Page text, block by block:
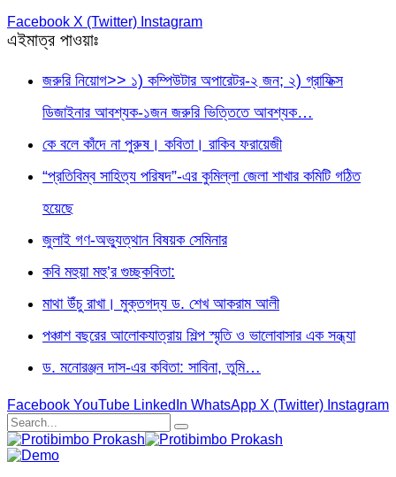
Facebook X (Twitter) Instagram
এইমাত্র পাওয়াঃ
জরুরি নিয়োগ>> ১) কম্পিউটার অপারেটর-২ জন; ২) গ্রাফিক্স
ডিজাইনার আবশ্যক-১জন জরুরি ভিত্তিতে আবশ্যক…
কে বলে কাঁদে না পুরুষ। কবিতা। রাকিব ফরায়েজী
“প্রতিবিম্ব সাহিত্য পরিষদ”-এর কুমিল্লা জেলা শাখার কমিটি গঠিত
হয়েছে
জুলাই গণ-অভ্যুত্থান বিষয়ক সেমিনার
কবি মহুয়া মহু’র গুচ্ছকবিতা:
মাথা উঁচু রাখা। মুক্তগদ্য ড. শেখ আকরাম আলী
পঞ্চাশ বছরের আলোকযাত্রায় শিল্প স্মৃতি ও ভালোবাসার এক সন্ধ্যা
ড. মনোরঞ্জন দাস-এর কবিতা: সাবিনা, তুমি…
Facebook YouTube LinkedIn WhatsApp X (Twitter) Instagram